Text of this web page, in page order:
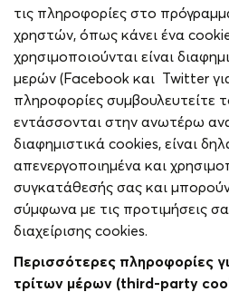
τις πληροφορίες στο
χρηστών, όπως κάνει ένα
χρησιμοποιούνται είναι
μερών (Facebook και Twitter
πληροφορίες συμβουλευτείτε
εντάσσονται στην ανωτέρω
διαφημιστικά cookies, είναι
απενεργοποιημένα και
συγκατάθεσής σας και
σύμφωνα με τις προτιμήσεις
διαχείρισης cookies.
Περισσότερες πληροφορίες
τρίτων μέρων (third -party